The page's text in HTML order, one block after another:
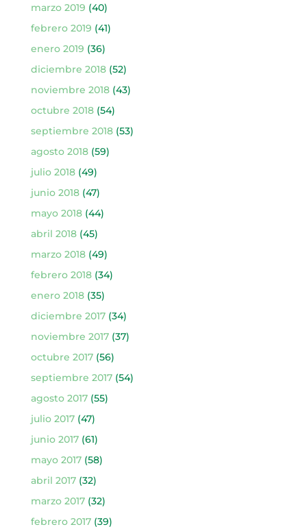
marzo 2019 (40)
febrero 2019 (41)
enero 2019 (36)
diciembre 2018(52)
noviembre 2018(43)
octubre 2018(54)
septiembre 2018(53)
agosto 2018(59)
julio 2018(49)
junio 2018(47)
mayo 2018(44)
abril 2018(45)
marzo 2018(49)
febrero 2018(34)
enero 2018(35)
diciembre 2017(34)
noviembre 2017(37)
octubre 2017(56)
septiembre 2017(54)
agosto 2017(55)
julio 2017(47)
junio 2017(61)
mayo 2017(58)
abril 2017(32)
marzo 2017(32)
febrero 2017(39)